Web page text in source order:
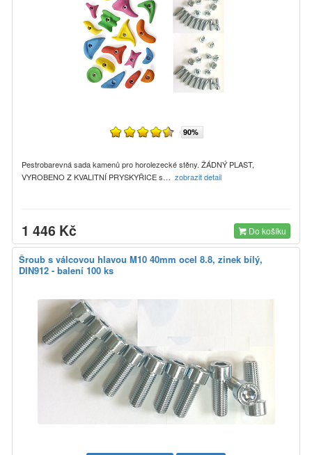
90%
Pestrobarevná sada kamenů pro horolezecké stěny. ŽÁDNÝ PLAST,
VYROBENO Z KVALITNÍ PRYSKYŘICE s… zobrazit detail
1 446 Kč Do košíku
Šroub s válcovou hlavou M10 40mm ocel 8.8, zinek bílý,
DIN912 - balení 100 ks